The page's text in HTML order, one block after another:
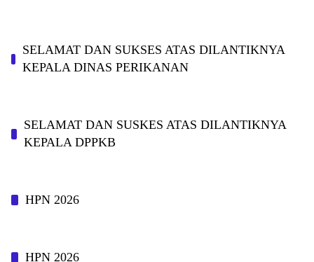
SELAMAT DAN SUKSES ATAS DILANTIKNYA
KEPALA DINAS PERIKANAN
SELAMAT DAN SUSKES ATAS DILANTIKNYA
KEPALA DPPKB
HPN 2026
HPN 2026